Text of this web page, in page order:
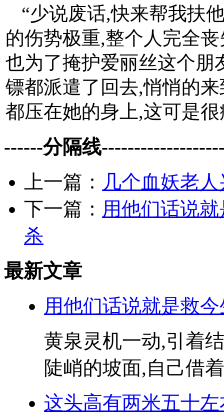
“少说废话,快来帮我扶
的伤势极重,整个人完全
也为了掩护爱丽丝这个朋
镖都派遣了回去,悄悄的
都压在她的身上,这可是
------分隔线
上一篇： 几个血妖老
下一篇： 用他们话说
杀
最新文章
用他们话说就是救
黄泉灵机一动,引着
陡峭的坡面,自己借
这头高有两米五十左